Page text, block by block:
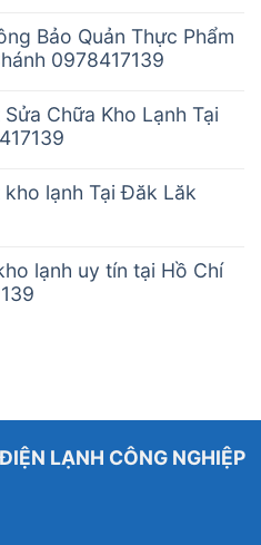
Bảo Quản Thực Phẩm
0978417139
Chữa Kho Lạnh Tại
lạnh Tại Đăk Lăk
lạnh uy tín tại Hồ Chí
LẠNH CÔNG NGHIỆP